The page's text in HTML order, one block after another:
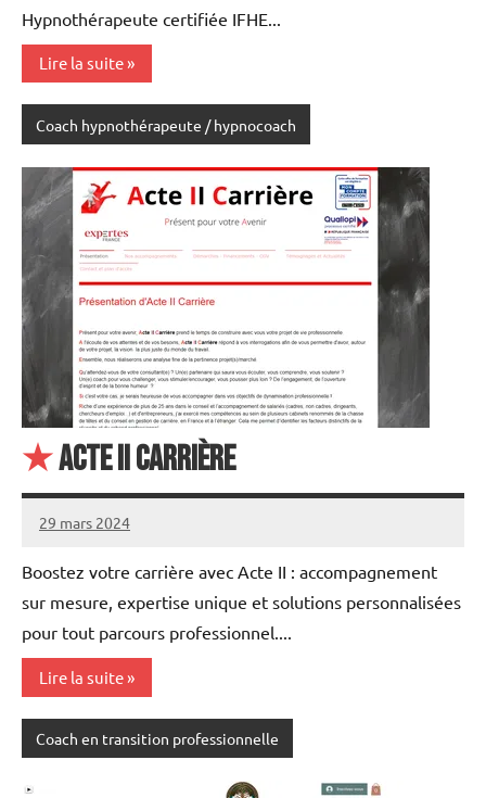
Hypnothérapeute certifiée IFHE...
Lire la suite
Coach hypnothérapeute / hypnocoach
★Acte II Carrière
29 mars 2024
annuairecoaching
Boostez votre carrière avec Acte II : accompagnement
sur mesure, expertise unique et solutions personnalisées
pour tout parcours professionnel....
Lire la suite
Coach en transition professionnelle